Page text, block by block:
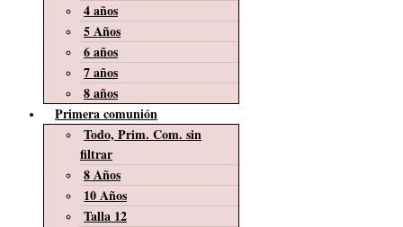
4 años
5 Años
6 años
7 años
8 años
Primera comunión
Todo, Prim. Com. sin
filtrar
8 Años
10 Años
Talla 12